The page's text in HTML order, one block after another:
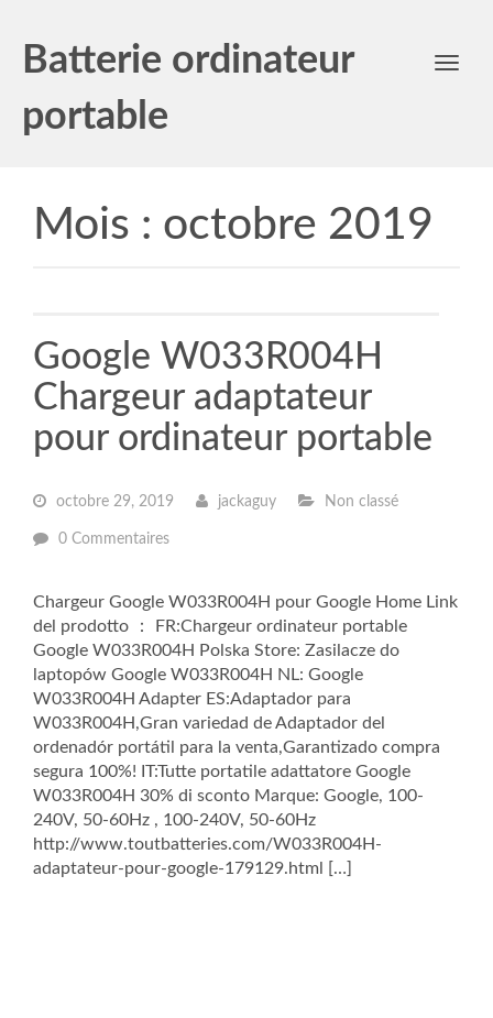
Batterie ordinateur
portable
Toggle
Mois : octobre 2019
Google W033R004H
Chargeur adaptateur
pour ordinateur portable
octobre 29, 2019 jackaguy Non classé
0 Commentaires
Chargeur Google W033R004H pour Google Home Link
del prodotto ： FR:Chargeur ordinateur portable
Google W033R004H Polska Store: Zasilacze do
laptopów Google W033R004H NL: Google
W033R004H Adapter ES:Adaptador para
W033R004H,Gran variedad de Adaptador del
ordenadór portátil para la venta,Garantizado compra
segura 100%! IT:Tutte portatile adattatore Google
W033R004H 30% di sconto Marque: Google, 100-
240V, 50-60Hz , 100-240V, 50-60Hz
http://www.toutbatteries.com/W033R004H-
adaptateur-pour-google-179129.html […]